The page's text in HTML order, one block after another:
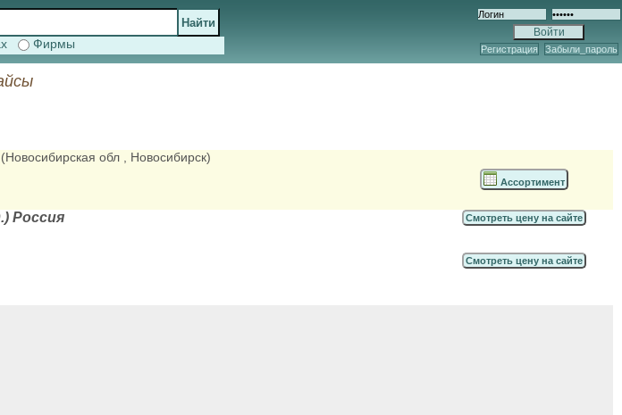
Фирмы Регистрация Забыли_пароль
, (Новосибирская обл , Новосибирск)
Ассортимент
Россия Смотреть цену на сайте
Смотреть цену на сайте